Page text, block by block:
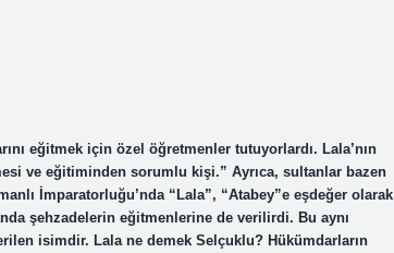
eğitmek için özel öğretmenler tutuyorlardı. Lala’nın
ve eğitiminden sorumlu kişi.” Ayrıca, sultanlar bazen
İmparatorluğu’nda “Lala”, “Atabey”e eşdeğer olarak
şehzadelerin eğitmenlerine de verilirdi. Bu aynı
isimdir. Lala ne demek Selçuklu? Hükümdarların